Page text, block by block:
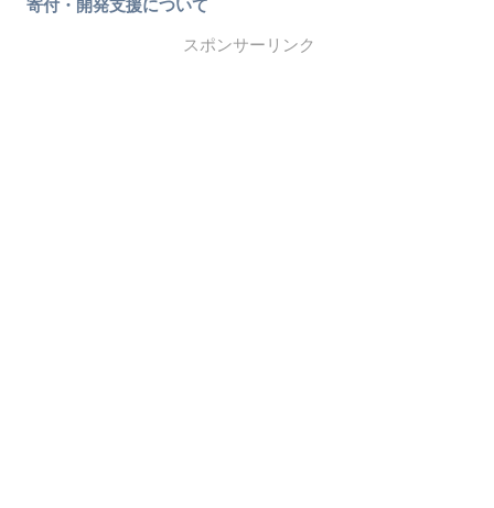
寄付・開発支援について
スポンサーリンク